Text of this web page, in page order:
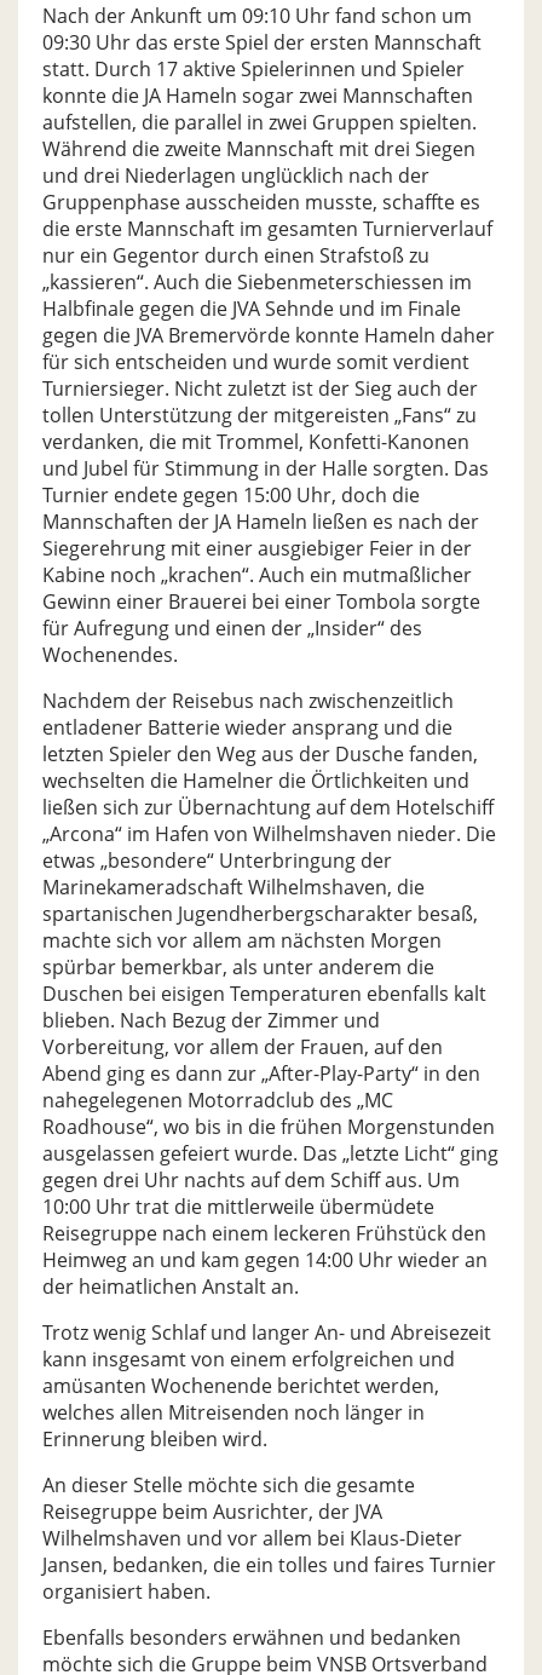
Nach der Ankunft um 09:10 Uhr fand schon um
09:30 Uhr das erste Spiel der ersten Mannschaft
statt. Durch 17 aktive Spielerinnen und Spieler
konnte die JA Hameln sogar zwei Mannschaften
aufstellen, die parallel in zwei Gruppen spielten.
Während die zweite Mannschaft mit drei Siegen
und drei Niederlagen unglücklich nach der
Gruppenphase ausscheiden musste, schaffte es
die erste Mannschaft im gesamten Turnierverlauf
nur ein Gegentor durch einen Strafstoß zu
„kassieren“. Auch die Siebenmeterschiessen im
Halbfinale gegen die JVA Sehnde und im Finale
gegen die JVA Bremervörde konnte Hameln daher
für sich entscheiden und wurde somit verdient
Turniersieger. Nicht zuletzt ist der Sieg auch der
tollen Unterstützung der mitgereisten „Fans“ zu
verdanken, die mit Trommel, Konfetti-Kanonen
und Jubel für Stimmung in der Halle sorgten. Das
Turnier endete gegen 15:00 Uhr, doch die
Mannschaften der JA Hameln ließen es nach der
Siegerehrung mit einer ausgiebiger Feier in der
Kabine noch „krachen“. Auch ein mutmaßlicher
Gewinn einer Brauerei bei einer Tombola sorgte
für Aufregung und einen der „Insider“ des
Wochenendes.
Nachdem der Reisebus nach zwischenzeitlich
entladener Batterie wieder ansprang und die
letzten Spieler den Weg aus der Dusche fanden,
wechselten die Hamelner die Örtlichkeiten und
ließen sich zur Übernachtung auf dem Hotelschiff
„Arcona“ im Hafen von Wilhelmshaven nieder. Die
etwas „besondere“ Unterbringung der
Marinekameradschaft Wilhelmshaven, die
spartanischen Jugendherbergscharakter besaß,
machte sich vor allem am nächsten Morgen
spürbar bemerkbar, als unter anderem die
Duschen bei eisigen Temperaturen ebenfalls kalt
blieben. Nach Bezug der Zimmer und
Vorbereitung, vor allem der Frauen, auf den
Abend ging es dann zur „After-Play-Party“ in den
nahegelegenen Motorradclub des „MC
Roadhouse“, wo bis in die frühen Morgenstunden
ausgelassen gefeiert wurde. Das „letzte Licht“ ging
gegen drei Uhr nachts auf dem Schiff aus. Um
10:00 Uhr trat die mittlerweile übermüdete
Reisegruppe nach einem leckeren Frühstück den
Heimweg an und kam gegen 14:00 Uhr wieder an
der heimatlichen Anstalt an.
Trotz wenig Schlaf und langer An- und Abreisezeit
kann insgesamt von einem erfolgreichen und
amüsanten Wochenende berichtet werden,
welches allen Mitreisenden noch länger in
Erinnerung bleiben wird.
An dieser Stelle möchte sich die gesamte
Reisegruppe beim Ausrichter, der JVA
Wilhelmshaven und vor allem bei Klaus-Dieter
Jansen, bedanken, die ein tolles und faires Turnier
organisiert haben.
Ebenfalls besonders erwähnen und bedanken
möchte sich die Gruppe beim VNSB Ortsverband